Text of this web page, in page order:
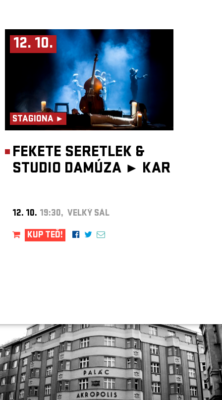
12. 10.
STAGIONA ►
FEKETE SERETLEK &
STUDIO DAMÚZA ► KAR
12. 10. 19:30, VELKÝ SÁL
KUP TEĎ!